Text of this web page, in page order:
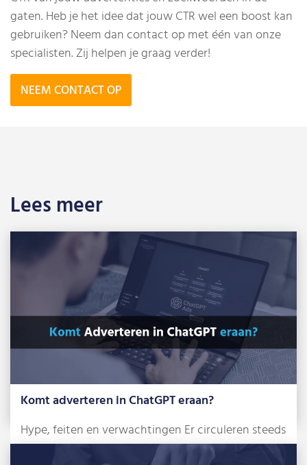
gaten. Heb je het idee dat jouw CTR wel een boost kan
gebruiken? Neem dan contact op met één van onze
specialisten. Zij helpen je graag verder!
NEEM CONTACT OP
Lees meer
Komt adverteren in ChatGPT eraan?
Hype, feiten en verwachtingen Er circuleren steeds
meer berichten over de komst van advertenties […]